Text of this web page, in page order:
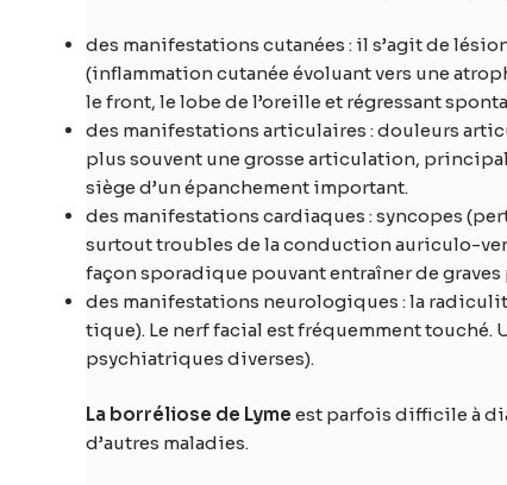
des manifestations cutanées : il s’agit de
(inflammation cutanée évoluant vers une
le front, le lobe de l’oreille et régressant
des manifestations articulaires : douleurs
plus souvent une grosse articulation,
siège d’un épanchement important.
des manifestations cardiaques : syncopes
surtout troubles de la conduction auriculo-
façon sporadique pouvant entraîner de
des manifestations neurologiques : la
tique). Le nerf facial est fréquemment touché.
psychiatriques diverses).
La borréliose de Lyme est parfois difficile à
d’autres maladies.